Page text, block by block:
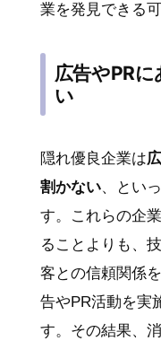
業を発見できる
広告やPR
い
隠れ優良企業は
割かない、とい
す。これらの企
ることよりも、
客との信頼関係
告やPR活動を実
す。その結果、